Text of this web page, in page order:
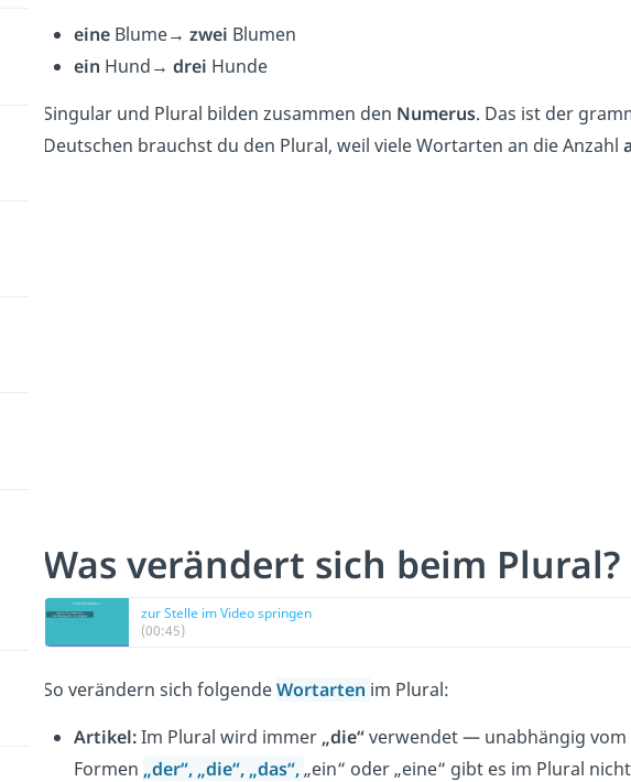
eineBlume→ zwei Blumen
ein Hund→ drei Hunde
Singular und Plural bilden zusammen den Numerus. Das ist der
Deutschen brauchst du den Plural, weil viele Wortarten an die Anzahl
Was verändert sich beim Plural?
zur Stelle im Video springen
(00:45)
So verändern sich folgendeWortarten im Plural:
Artikel:Im Plural wird immer „die“verwendet — unabhängig vom
Formen „der“, „die“, „das“,„ein“ oder „eine“ gibt es im Plural